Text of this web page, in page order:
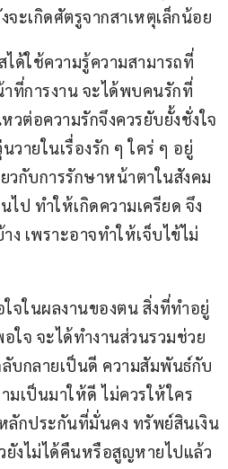
ะเกิดศัตรูจากสาเหตุเล็กน้อย
ได้ใช้ความรู้ความสามารถที่
ที่การงาน จะได้พบคนรักที่
วต่อความรักจึงควรยับยั้งชั่งใจ
วายในเรื่องรัก ๆ ใคร่ ๆ อยู่
วกับการรักษาหน้าตาในสังคม
ป ทำให้เกิดความเครียด จึง
ง เพราะอาจทำให้เจ็บไข้ไม่
จในผลงานของตน สิ่งที่ทำอยู่
ใจ จะได้ทำงานส่วนรวมช่วย
ลับกลายเป็นดี ความสัมพันธ์กับ
เป็นมาให้ดี ไม่ควรให้ใคร
ลักประกันที่มั่นคง ทรัพย์สินเงิน
งไม่ได้คืนหรือสูญหายไปแล้ว